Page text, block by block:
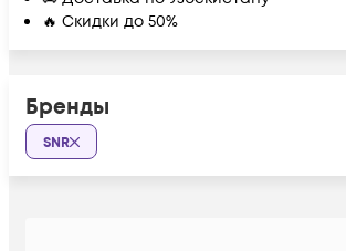
🔥 Скидки до 50%
Бренды
SNR